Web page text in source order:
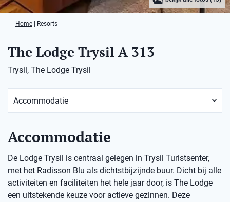
Home Resorts
The Lodge Trysil A 313
Trysil, The Lodge Trysil
Accommodatie
De Lodge Trysil is centraal gelegen in Trysil Turistsenter,
met het Radisson Blu als dichtstbijzijnde buur. Dicht bij alle
activiteiten en faciliteiten het hele jaar door, is The Lodge
een uitstekende keuze voor actieve gezinnen. Deze